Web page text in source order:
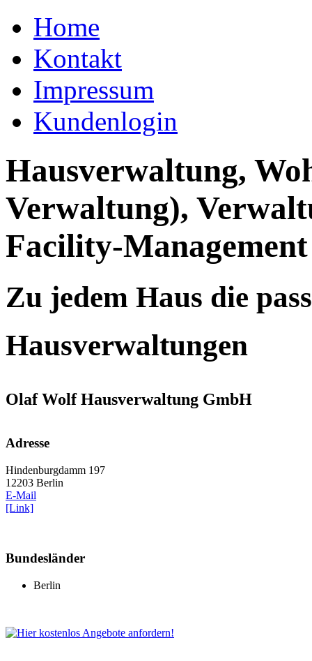
Home
Kontakt
Impressum
Kundenlogin
Hausverwaltung,
Verwaltung),
Facility-Management
Zu jedem Haus die
Hausverwaltungen
Olaf Wolf Hausverwaltung GmbH
Adresse
Hindenburgdamm 197
12203 Berlin
E-Mail
[Link]
Bundesländer
Berlin